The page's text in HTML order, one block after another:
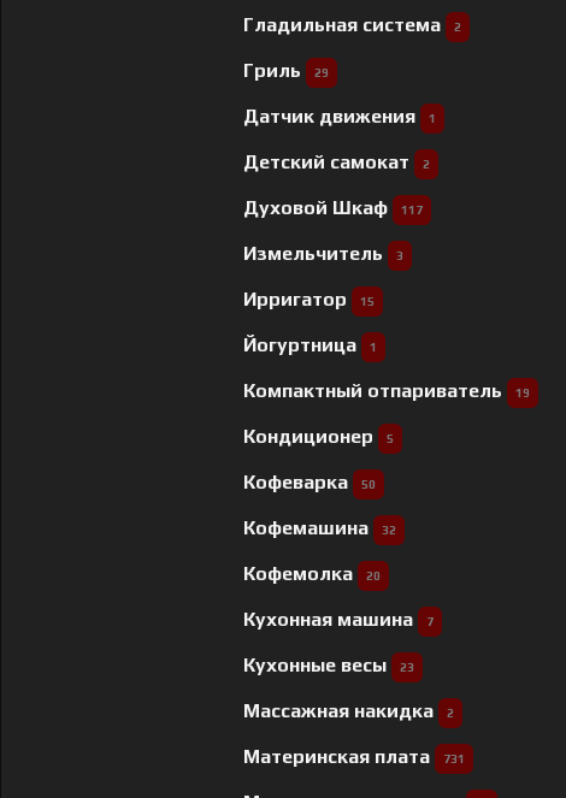
Гладильная система 2
Гриль 29
Датчик движения 1
Детский самокат 2
Духовой Шкаф 117
Измельчитель 3
Ирригатор 15
Йогуртница 1
Компактный отпариватель 19
Кондиционер 5
Кофеварка 50
Кофемашина 32
Кофемолка 20
Кухонная машина 7
Кухонные весы 23
Массажная накидка 2
Материнская плата 731